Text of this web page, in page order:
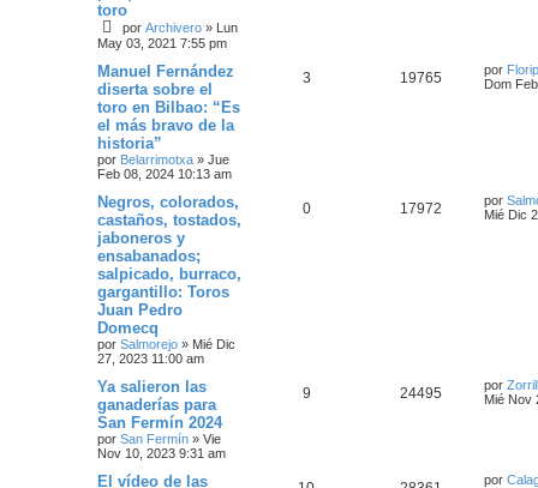
toro
por Archivero » Lun
May 03, 2021 7:55 pm
Manuel Fernández
diserta sobre el
toro en Bilbao: “Es
el más bravo de la
historia”
por Belarrimotxa » Jue
Feb 08, 2024 10:13 am
3 19765 por
Dom
Negros, colorados,
castaños, tostados,
jaboneros y
ensabanados;
salpicado, burraco,
gargantillo: Toros
Juan Pedro
Domecq
por Salmorejo » Mié Dic
27, 2023 11:00 am
0 17972 por
Mié Dic
Ya salieron las
ganaderías para
San Fermín 2024
por San Fermín » Vie
Nov 10, 2023 9:31 am
9 24495 por
Mié Nov
El vídeo de las por